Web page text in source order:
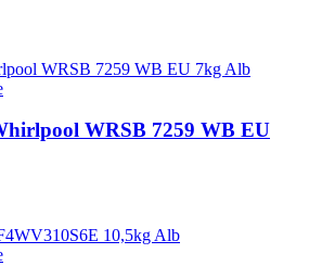
WRSB 7259 WB EU